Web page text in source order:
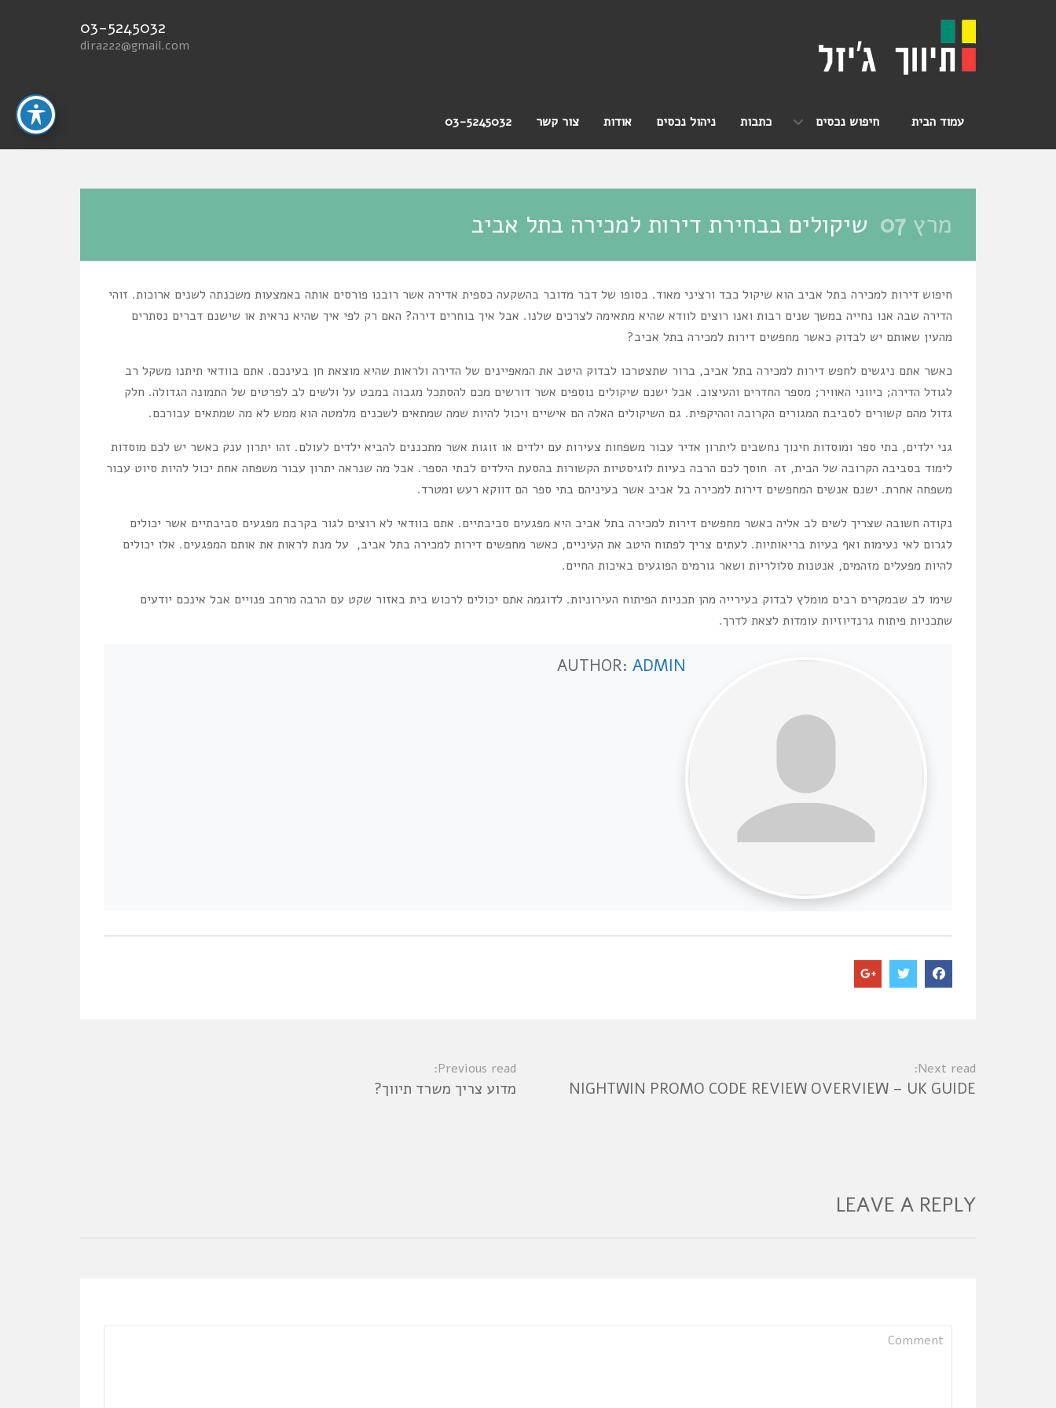
03-5245032
dira222@gmail.com
עמוד הבית חיפוש נכסים כתבות ניהול נכסים אודות צור קשר 03-5245032
מרץ 07 שיקולים בבחירת דירות למכירה בתל אביב
חיפוש דירות למכירה בתל אביב הוא שיקול כבד ורציני מאוד. בסופו של דבר מדובר בהשקעה כספית אדירה אשר רובנו פורסים אותה באמצעות משכנתה לשנים ארוכות. זוהי
הדירה שבה אנו נחייה במשך שנים רבות ואנו רוצים לוודא שהיא מתאימה לצרכים שלנו. אבל איך בוחרים דירה? האם רק לפי איך שהיא נראית או שישנם דברים נסתרים
מהעין שאותם יש לבדוק כאשר מחפשים דירות למכירה בתל אביב?
כאשר אתם ניגשים לחפש דירות למכירה בתל אביב, ברור שתצטרכו לבדוק היטב את המאפיינים של הדירה ולראות שהיא מוצאת חן בעינכם. אתם בוודאי תיתנו משקל רב
לגודל הדירה; כיווני האוויר; מספר החדרים והעיצוב. אבל ישנם שיקולים נוספים אשר דורשים מכם להסתכל מגבוה במבט על ולשים לב לפרטים של התמונה הגדולה. חלק
גדול מהם קשורים לסביבת המגורים הקרובה וההיקפית. גם השיקולים האלה הם אישיים ויכול להיות שמה שמתאים לשכנים מלמטה הוא ממש לא מה שמתאים עבורכם.
גני ילדים, בתי ספר ומוסדות חינוך נחשבים ליתרון אדיר עבור משפחות צעירות עם ילדים או זוגות אשר מתכננים להביא ילדים לעולם. זהו יתרון ענק כאשר יש לכם מוסדות
לימוד בסביבה הקרובה של הבית, זה חוסך לכם הרבה בעיות לוגיסטיות הקשורות בהסעת הילדים לבתי הספר. אבל מה שנראה יתרון עבור משפחה אחת יכול להיות סיוט עבור
משפחה אחרת. ישנם אנשים המחפשים דירות למכירה בל אביב אשר בעיניהם בתי ספר הם דווקא רעש ומטרד.
נקודה חשובה שצריך לשים לב אליה כאשר מחפשים דירות למכירה בתל אביב היא מפגעים סביבתיים. אתם בוודאי לא רוצים לגור בקרבת מפגעים סביבתיים אשר יכולים
לגרום לאי נעימות ואף בעיות בריאותיות. לעתים צריך לפתוח היטב את העיניים, כאשר מחפשים דירות למכירה בתל אביב, על מנת לראות את אותם המפגעים. אלו יכולים
להיות מפעלים מזהמים, אנטנות סלולריות ושאר גורמים הפוגעים באיכות החיים.
שימו לב שבמקרים רבים מומלץ לבדוק בעירייה מהן תכניות הפיתוח העירוניות. לדוגמה אתם יכולים לרכוש בית באזור שקט עם הרבה מרחב פנויים אבל אינכם יודעים
שתכניות פיתוח גרנדיוזיות עומדות לצאת לדרך.
AUTHOR: ADMIN
Previous read:
מדוע צריך משרד תיווך?
Next read:
NIGHTWIN PROMO CODE REVIEW OVERVIEW – UK GUIDE
LEAVE A REPLY